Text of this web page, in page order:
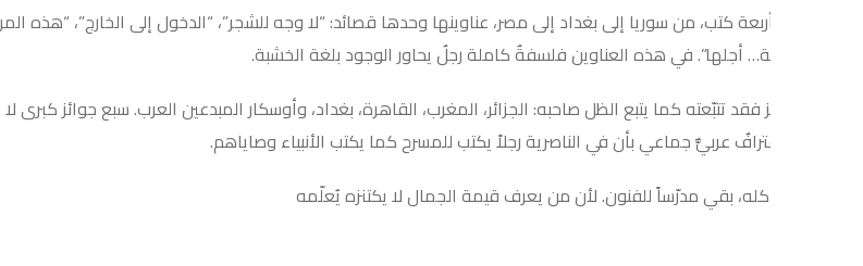
كتب، من سوريا إلى بغداد إلى مصر، عناوينها وحدها قصائد: “لا وجه للشجر”، “الدخول إلى الخارج”، “هذه المرة… نعم”، “لا
أجلها”. في هذه العناوين فلسفةٌ كاملة رجلٌ يحاور الوجود بلغة الخشبة.
فقد تتبّعته كما يتبع الظل صاحبه: الجزائر، المغرب، القاهرة، بغداد، وأوسكار المبدعين العرب. سبع جوائز كبرى لا تُعدّ مصادفةً
عربيٌّ جماعي بأن في الناصرية رجلاً يكتب للمسرح كما يكتب الأنبياء وصاياهم.
بقي مدرّساً للفنون. لأن من يعرف قيمة الجمال لا يكتنزه يُعلّمه